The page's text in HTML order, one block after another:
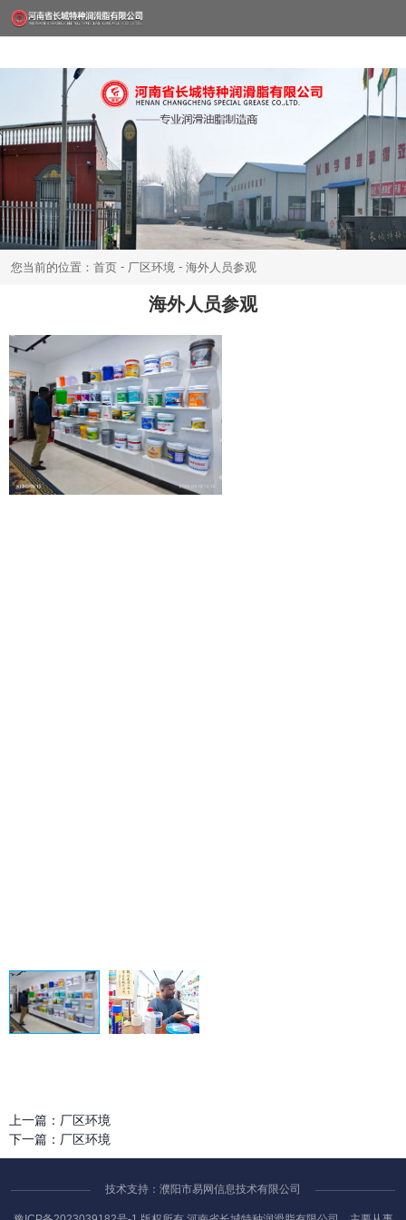
您当前的位置：首页 - 厂区环境 - 海外人员参观
海外人员参观
上一篇： 厂区环境
下一篇： 厂区环境
技术支持：濮阳市易网信息技术有限公司